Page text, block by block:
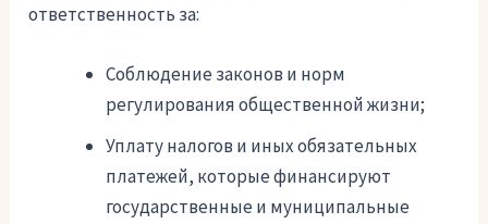
ответственность за:
Соблюдение законов и норм
регулирования общественной жизни;
Уплату налогов и иных обязательных
платежей, которые финансируют
государственные и муниципальные